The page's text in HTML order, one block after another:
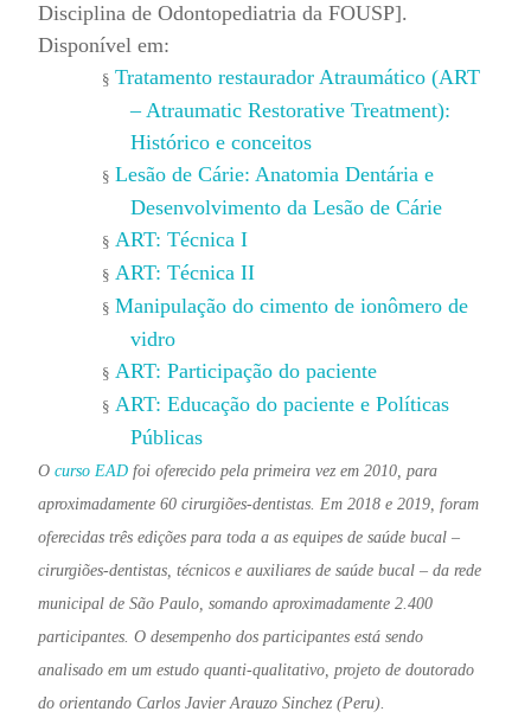
Disciplina de Odontopediatria da FOUSP].
Disponível em:
§ Tratamento restaurador Atraumático (ART
– Atraumatic Restorative Treatment):
Histórico e conceitos
§ Lesão de Cárie: Anatomia Dentária e
Desenvolvimento da Lesão de Cárie
§ ART: Técnica I
§ ART: Técnica II
§ Manipulação do cimento de ionômero de
vidro
§ ART: Participação do paciente
§ ART: Educação do paciente e Políticas
Públicas
Ocurso EAD foi oferecido pela primeira vez em 2010, para
aproximadamente 60 cirurgiões-dentistas. Em 2018 e 2019, foram
oferecidas três edições para toda a as equipes de saúde bucal –
cirurgiões-dentistas, técnicos e auxiliares de saúde bucal – da rede
municipal de São Paulo, somando aproximadamente 2.400
participantes. O desempenho dos participantes está sendo
analisado em um estudo quanti-qualitativo, projeto de doutorado
do orientando Carlos Javier Arauzo Sinchez (Peru).